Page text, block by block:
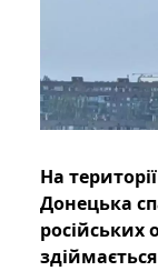
На
Донецька
російських